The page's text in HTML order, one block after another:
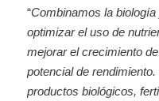
“Combinamos la
optimizar el uso de
mejorar el crecimiento
potencial de rendimiento.
productos biológicos,